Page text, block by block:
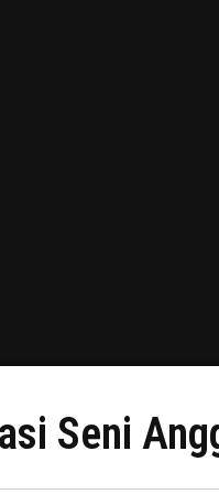
Seni